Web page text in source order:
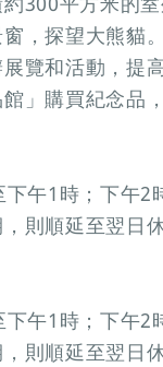
，探望大熊貓
覽和活動，提
」購買紀念品
午1時；下午
則順延至翌日休
午1時；下午
則順延至翌日休